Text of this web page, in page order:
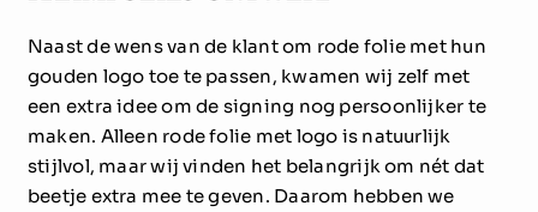
Naast de wens van de klant om rode folie met hun
gouden logo toe te passen, kwamen wij zelf met
een extra idee om de signing nog persoonlijker te
maken. Alleen rode folie met logo is natuurlijk
stijlvol, maar wij vinden het belangrijk om nét dat
beetje extra mee te geven. Daarom hebben we